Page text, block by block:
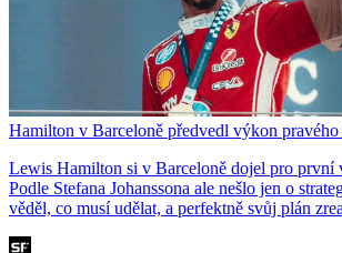
Hamilton v Barceloně předvedl výkon pravého
Lewis Hamilton si v Barceloně dojel pro první
Podle Stefana Johanssona ale nešlo jen o
věděl, co musí udělat, a perfektně svůj plán